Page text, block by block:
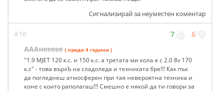
Сигнализирай за неуместен коментар
#10 7 6
АААнеееее ( преди 4 години )
"1.9 MJET 120 к.с. и 150 к.с. а третата ми кола е с 2.0 8v 170
к.с" - това върхЪ на сладоледа и техниката бре!!! Как пък
да погледнеш атмосферен при тая невероятна техника и
коне с които раполагаш!!! Смешно е някой да ти говори за